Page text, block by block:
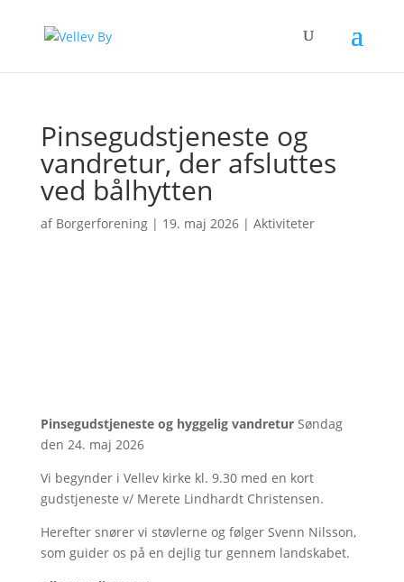
Pinsegudstjeneste og
vandretur, der afsluttes
ved bålhytten
af Borgerforening| 19. maj 2026| Aktiviteter
Pinsegudstjeneste og hyggelig vandretur Søndag
den 24. maj 2026
Vi begynder i Vellev kirke kl. 9.30 med en kort
gudstjeneste v/ Merete Lindhardt Christensen.
Herefter snører vi støvlerne og følger Svenn Nilsson,
som guider os på en dejlig tur gennem landskabet.